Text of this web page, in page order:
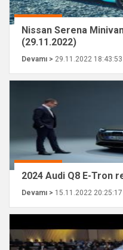
Nissan Serena
(29.11.2022)
Devamı > 29.11.2022 18:43:53
2024 Audi Q8 E-Tron
Devamı > 15.11.2022 20:25:17